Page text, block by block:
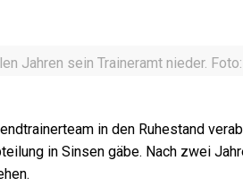
Jahren sein Traineramt nieder.
in den Ruhestand
in Sinsen gäbe. Nach zwei